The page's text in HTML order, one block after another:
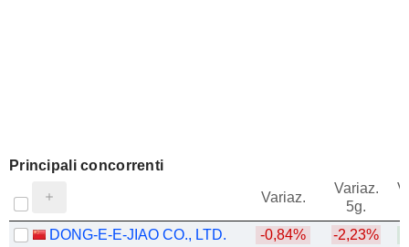
Principali concorrenti
Variaz.
Variaz.
5g.
DONG-E-E-JIAO CO., LTD.
-0,84% -2,23%